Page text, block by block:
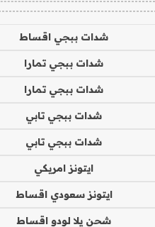
شدات ببجي اقساط
شدات ببجي تمارا
شدات ببجي تمارا
شدات ببجي تابي
شدات ببجي تابي
ايتونز امريكي
ايتونز سعودي اقساط
شحن يلا لودو اقساط